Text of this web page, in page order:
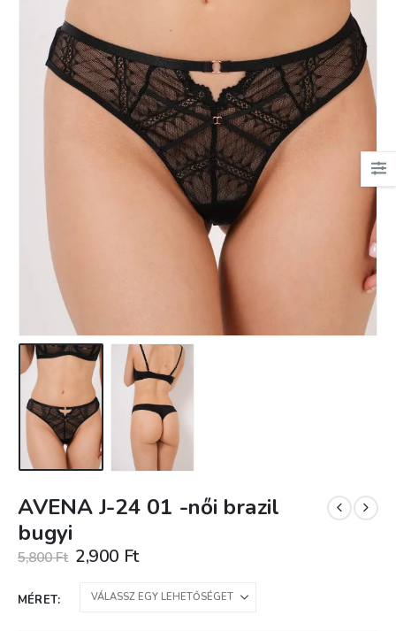
AVENA J-24 01 -női brazil
bugyi
5,800Ft Original
was:
5,800 Ft.
2,900 FtCurrent
is:
2,900 Ft.
MÉRET
Ha csipkés fehérnemű,
Mert gyönyörűek, mert
kényelmesek.
És az egyetlen hely, ahol
tanácsot kaptam!